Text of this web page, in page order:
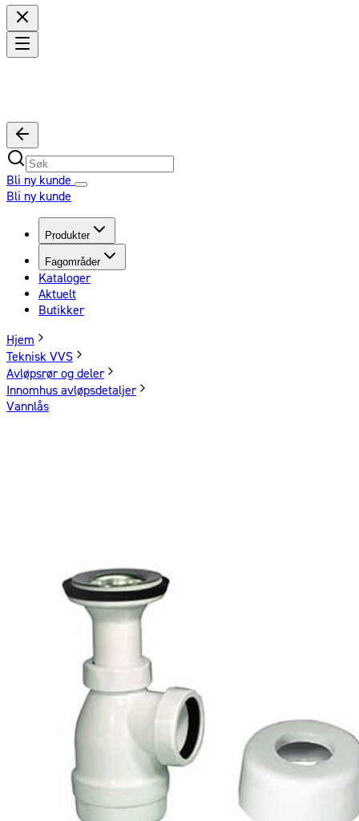
Bli ny kunde
Bli ny kunde
Produkter
Fagområder
Kataloger
Aktuelt
Butikker
Hjem
Teknisk VVS
Avløpsrør og deler
Innomhus avløpsdetaljer
Vannlås